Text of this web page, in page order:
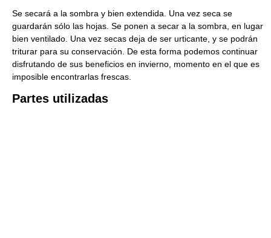
Se secará a la sombra y bien extendida. Una vez seca se
guardarán sólo las hojas. Se ponen a secar a la sombra, en lugar
bien ventilado. Una vez secas deja de ser urticante, y se podrán
triturar para su conservación. De esta forma podemos continuar
disfrutando de sus beneficios en invierno, momento en el que es
imposible encontrarlas frescas.
Partes utilizadas